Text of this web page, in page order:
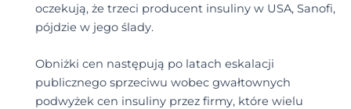
oczekują, że trzeci producent insuliny w USA, Sanofi,
pójdzie w jego ślady.
Obniżki cen następują po latach eskalacji
publicznego sprzeciwu wobec gwałtownych
podwyżek cen insuliny przez firmy, które wielu